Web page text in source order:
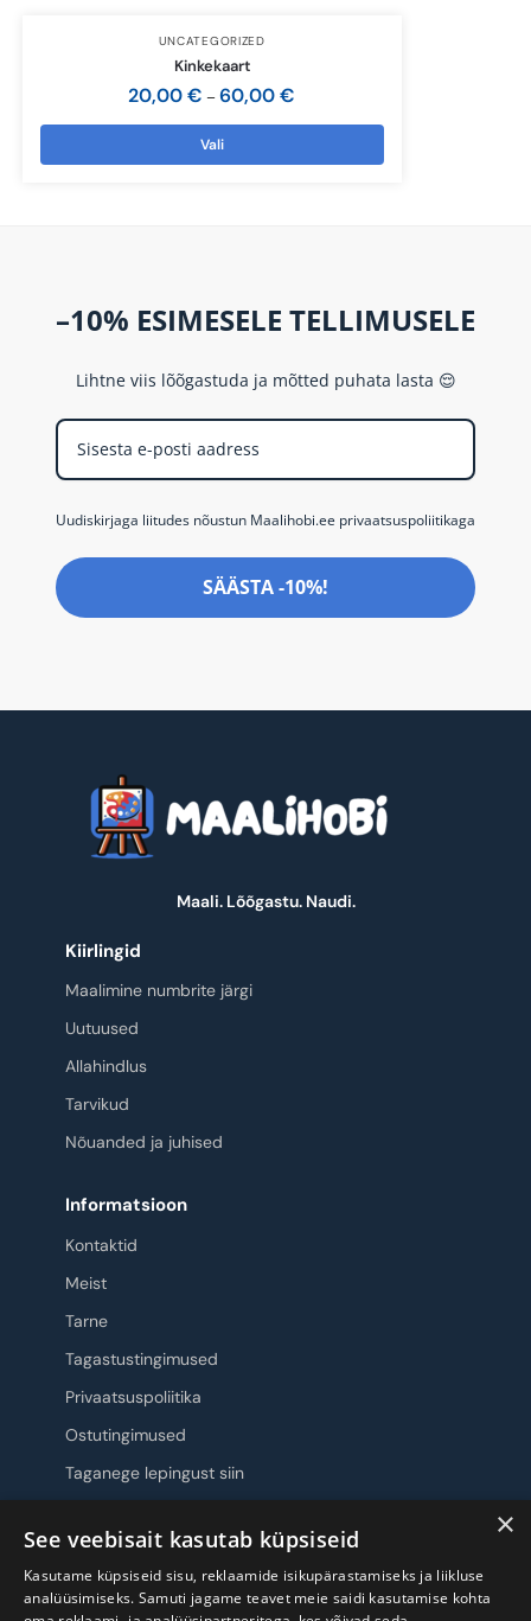
UNCATEGORIZED
Kinkekaart
20,00€ – 60,00€
Vali
–10% ESIMESELE TELLIMUSELE
Lihtne viis lõõgastuda ja mõtted puhata lasta 😌
Uudiskirjaga liitudes nõustun Maalihobi.ee privaatsuspoliitikaga
SÄÄSTA -10%!
Maali. Lõõgastu. Naudi.
Kiirlingid
Maalimine numbrite järgi
Uutuused
Allahindlus
Tarvikud
Nõuanded ja juhised
Informatsioon
Kontaktid
Meist
Tarne
Tagastustingimused
Privaatsuspoliitika
Ostutingimused
Taganege lepingust siin
Jälgi meid ×
See veebisait kasutab küpsiseid
Kasutame küpsiseid sisu, reklaamide isikupärastamiseks ja liikluse
analüüsimiseks. Samuti jagame teavet meie saidi kasutamise kohta